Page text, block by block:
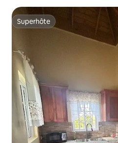
Superhôte
Superhôte